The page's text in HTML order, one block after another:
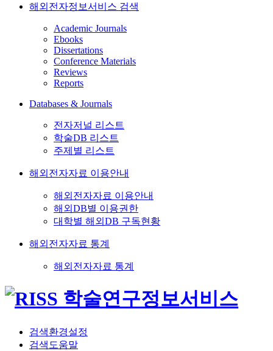
해외전자정보서비스 검색
Academic Journals
Ebooks
Dissertations
Conference Materials
Reviews
Reports
Databases & Journals
전자저널 리스트
학술DB 리스트
주제별 리스트
해외전자자료 이용안내
해외전자자료 이용안내
해외DB별 이용권한
대학별 해외DB 구독현황
해외전자자료 통계
해외전자자료 통계
검색환경설정
검색도움말